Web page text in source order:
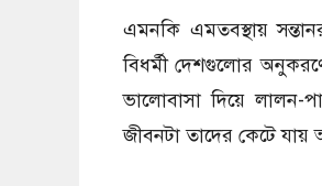
এমনকি এমতবস্থায়
বিধর্মী দেশগুলোর
ভালোবাসা দিয়ে লালন-
জীবনটা তাদের কেটে যায়